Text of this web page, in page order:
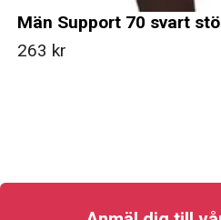
Män Support 70 svart
263 kr